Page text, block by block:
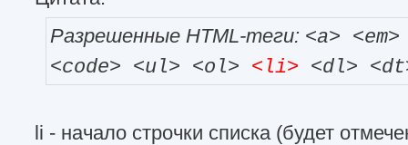
Разрешенные HTML-теги: <a>
<code> <ul> <ol> <li> <dl>
li - начало строчки списка (будет